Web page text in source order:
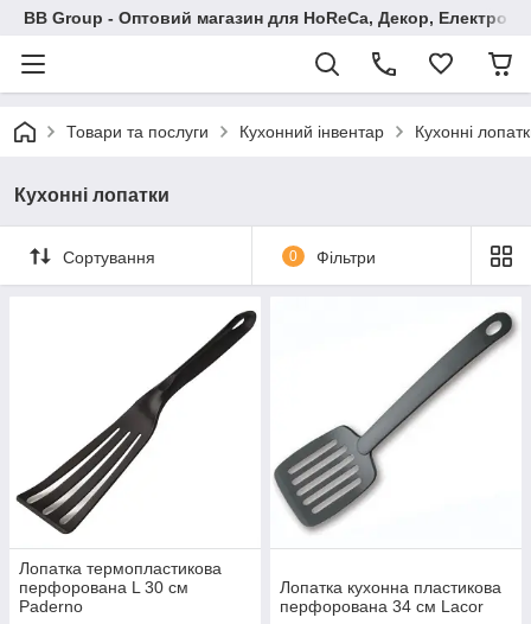
BB Group - Оптовий магазин для HoReCa, Декор,
Товари та послуги Кухонний інвентар Кухонні
Кухонні лопатки
Сортування 0 Фільтри
Лопатка термопластикова
перфорована L 30 см
Paderno
Лопатка кухонна пластикова
перфорована 34 см Lacor